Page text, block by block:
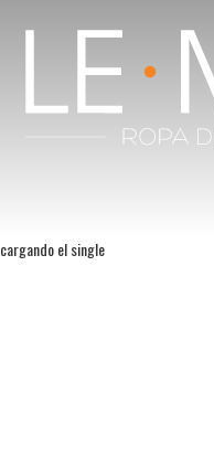
cargando el single